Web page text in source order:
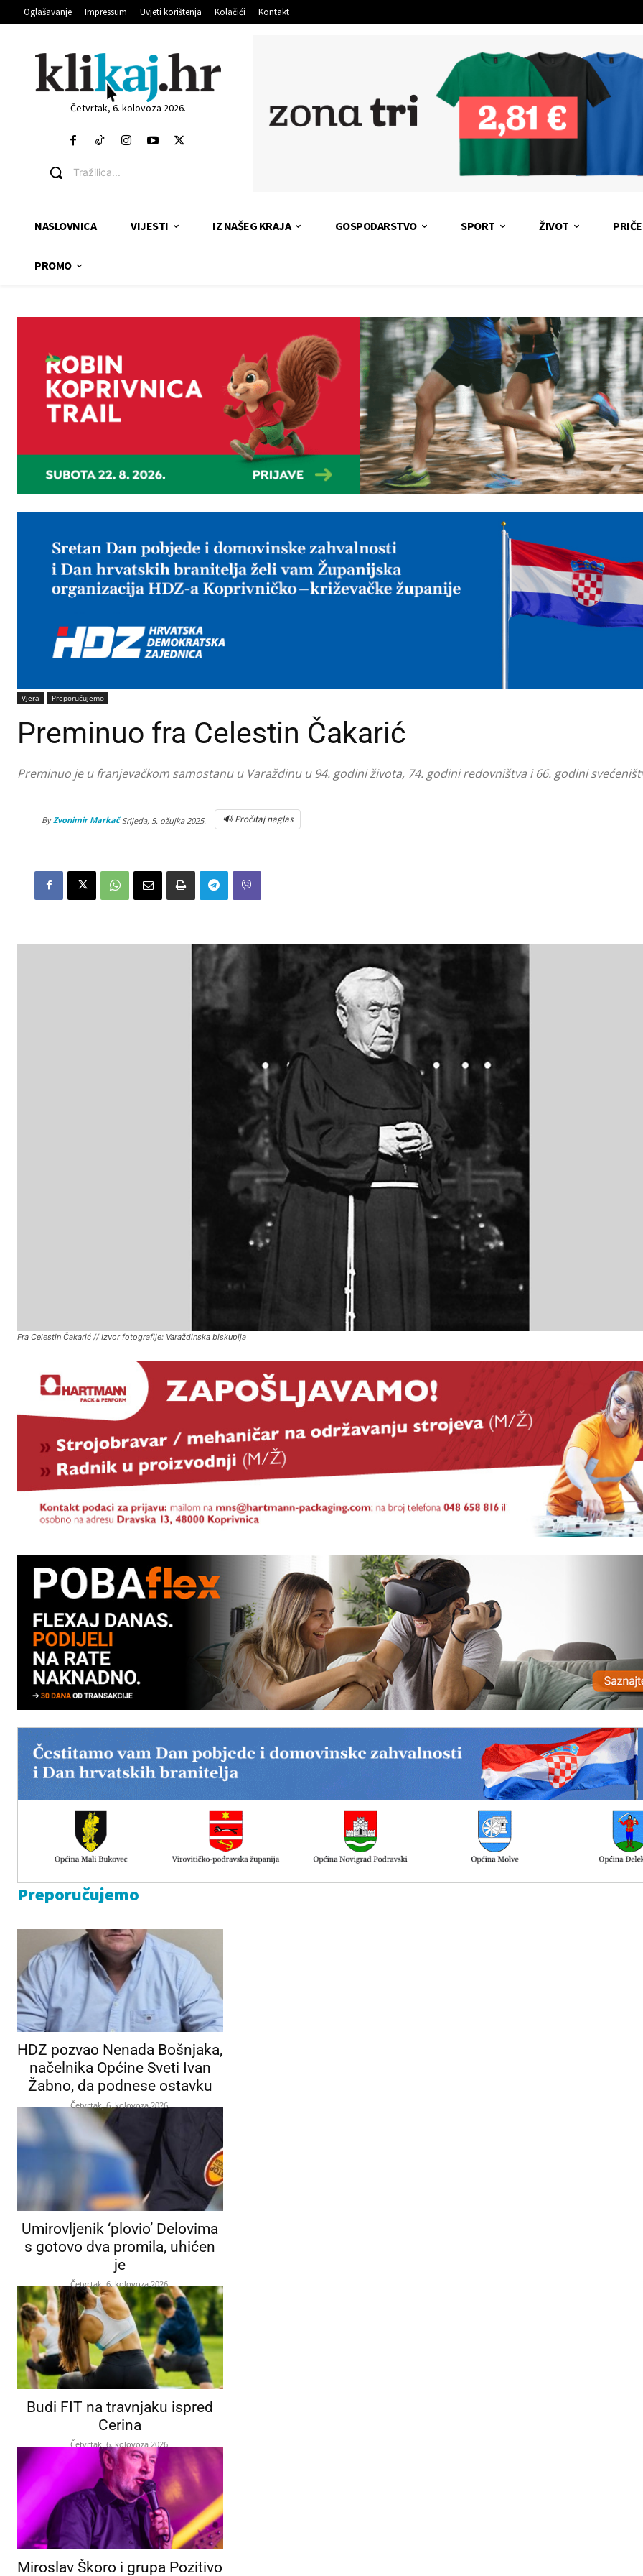
Oglašavanje Impressum Uvjeti korištenja Kolačići Kontakt
Četvrtak, 6. kolovoza 2026.
Tražilica...
NASLOVNICA VIJESTI IZ NAŠEG KRAJA GOSPODARSTVO SPORT ŽIVOT PRIČE
PROMO
Vjera Preporučujemo
Preminuo fra Celestin Čakarić
Preminuo je u franjevačkom samostanu u Varaždinu u 94. godini života, 74. godini redovništva i 66. godini
By Zvonimir Markač Srijeda, 5. ožujka 2025. 🔊 Pročitaj naglas
Fra Celestin Čakarić // Izvor fotografije: Varaždinska biskupija
Preporučujemo
HDZ pozvao Nenada Bošnjaka,
načelnika Općine Sveti Ivan
Žabno, da podnese ostavku
Četvrtak, 6. kolovoza 2026.
Umirovljenik ‘plovio’ Delovima
s gotovo dva promila, uhićen
je
Četvrtak, 6. kolovoza 2026.
Budi FIT na travnjaku ispred
Cerina
Četvrtak, 6. kolovoza 2026.
Miroslav Škoro i grupa Pozitivo